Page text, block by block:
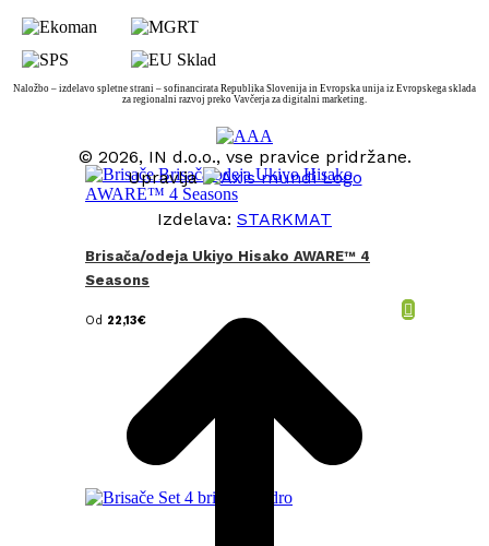
Brisača/odeja Ukiyo Hisako AWARE™ 4
Seasons
Od 22,13€
Naložbo – izdelavo spletne strani – sofinancirata Republika Slovenija in Evropska unija iz Evropskega sklada
za regionalni razvoj preko Vavčerja za digitalni marketing.
© 2026, IN d.o.o., vse pravice pridržane.
Upravlja
Izdelava: STARKMAT